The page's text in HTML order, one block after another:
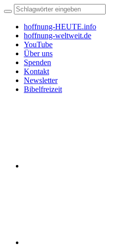
hoffnung-HEUTE.info
hoffnung-weltweit.de
YouTube
Über uns
Spenden
Kontakt
Newsletter
Bibelfreizeit